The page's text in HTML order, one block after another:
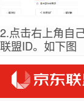
2.点击右上角自
联盟ID。如下图